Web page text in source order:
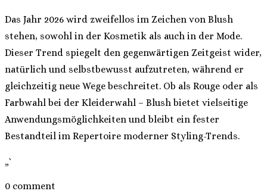
Das Jahr 2026 wird zweifellos im Zeichen von Blush
stehen, sowohl in der Kosmetik als auch in der Mode.
Dieser Trend spiegelt den gegenwärtigen Zeitgeist wider,
natürlich und selbstbewusst aufzutreten, während er
gleichzeitig neue Wege beschreitet. Ob als Rouge oder als
Farbwahl bei der Kleiderwahl – Blush bietet vielseitige
Anwendungsmöglichkeiten und bleibt ein fester
Bestandteil im Repertoire moderner Styling-Trends.
„`
0 comment